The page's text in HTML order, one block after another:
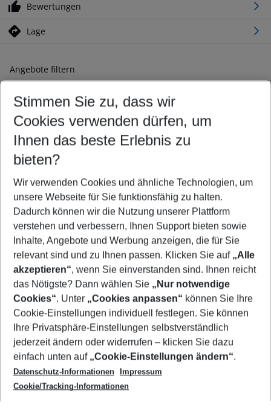
Bewertungen
Lage
Angebote filtern
Ändern Sie Ihre Kriterien nach Ihren Wünschen
Abflughafen wählen
Beliebiger Abflughafen
Reisezeitraum wählen
11.08.26– 09.08.27 5-8 Nächte
2 Erwachsene Keine Kinder
Mehr Filter anzeigen
Footer
Footer navigation
Über uns
AGB
Cookie-Einstellungen ändern
Cookie-Richtlinie
Datenschutz
Service & Hilfe
Barrierefreies Reisen
Check-in
Folgen Sie uns
Stimmen Sie zu, dass wir
Cookies verwenden dürfen, um
Ihnen das beste Erlebnis zu
bieten?
Wir verwenden Cookies und ähnliche Technologien, um
unsere Webseite für Sie funktionsfähig zu halten.
Dadurch können wir die Nutzung unserer Plattform
verstehen und verbessern, Ihnen Support bieten sowie
Inhalte, Angebote und Werbung anzeigen, die für Sie
relevant sind und zu Ihnen passen. Klicken Sie auf „Alle
akzeptieren“, wenn Sie einverstanden sind. Ihnen reicht
das Nötigste? Dann wählen Sie „Nur notwendige
Cookies“. Unter „Cookies anpassen“ können Sie Ihre
Cookie-Einstellungen individuell festlegen. Sie können
Ihre Privatsphäre-Einstellungen selbstverständlich
jederzeit ändern oder widerrufen – klicken Sie dazu
einfach unten auf „Cookie-Einstellungen ändern“.
Datenschutz-Informationen
Impressum
Cookie/Tracking-Informationen